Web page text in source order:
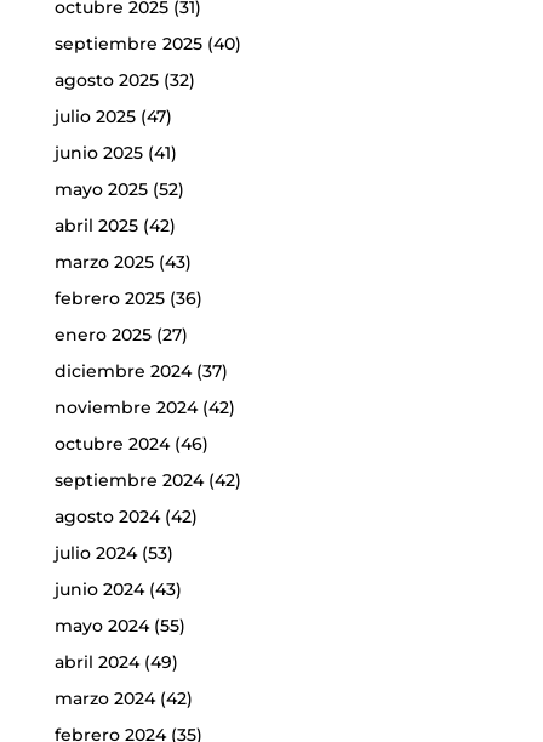
octubre 2025(31)
septiembre 2025(40)
agosto 2025(32)
julio 2025(47)
junio 2025(41)
mayo 2025(52)
abril 2025(42)
marzo 2025(43)
febrero 2025(36)
enero 2025(27)
diciembre 2024(37)
noviembre 2024(42)
octubre 2024(46)
septiembre 2024(42)
agosto 2024(42)
julio 2024(53)
junio 2024(43)
mayo 2024(55)
abril 2024(49)
marzo 2024(42)
febrero 2024(35)